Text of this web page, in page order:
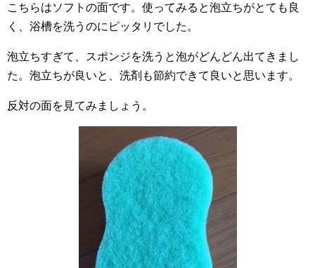
こちらはソフトの面です。使ってみると泡立ちがとても良
く、浴槽を洗うのにピッタリでした。
泡立ちすぎて、スポンジを洗うと泡がどんどん出てきまし
た。泡立ちが良いと、洗剤も節約できて良いと思います。
反対の面を見てみましょう。